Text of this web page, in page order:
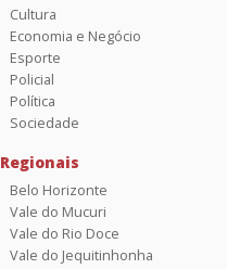
Cultura
Economia e Negócio
Esporte
Policial
Política
Sociedade
Regionais
Belo Horizonte
Vale do Mucuri
Vale do Rio Doce
Vale do Jequitinhonha